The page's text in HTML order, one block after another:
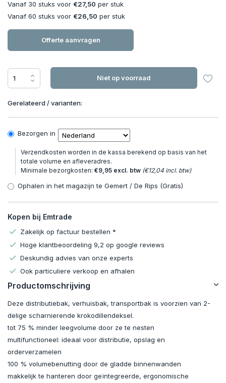
Vanaf 30 stuks voor €27,50 per stuk
Vanaf 60 stuks voor €26,50 per stuk
Offerte aanvragen
Niet op voorraad
Gerelateerd / varianten:
Bezorgen in
Verzendkosten worden in de kassa berekend op basis van het
totale volume en afleveradres.
Minimale bezorgkosten: €9,95 excl. btw (€12,04 incl. btw)
Ophalen in het magazijn te Gemert / De Rips (Gratis)
Kopen bij Emtrade
Zakelijk op factuur bestellen *
Hoge klantbeoordeling 9,2 op google reviews
Deskundig advies van onze experts
Ook particuliere verkoop en afhalen
Productomschrijving
Deze distributiebak, verhuisbak, transportbak is voorzien van 2-
delige scharnierende krokodillendeksel.
tot 75 % minder leegvolume door ze te nesten
multifunctioneel: ideaal voor distributie, opslag en
orderverzamelen
100 % volumebenutting door de gladde binnenwanden
makkelijk te hanteren door geïntegreerde, ergonomische